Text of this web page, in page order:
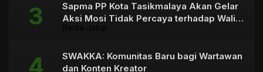
Sapma PP Kota Tasikmalaya Akan Gelar
Aksi Mosi Tidak Percaya terhadap Wali
SWAKKA: Komunitas Baru bagi Wartawan
dan Konten Kreator